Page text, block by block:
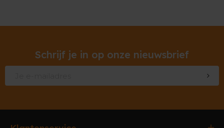
Schrijf je in op onze nieuwsbrief